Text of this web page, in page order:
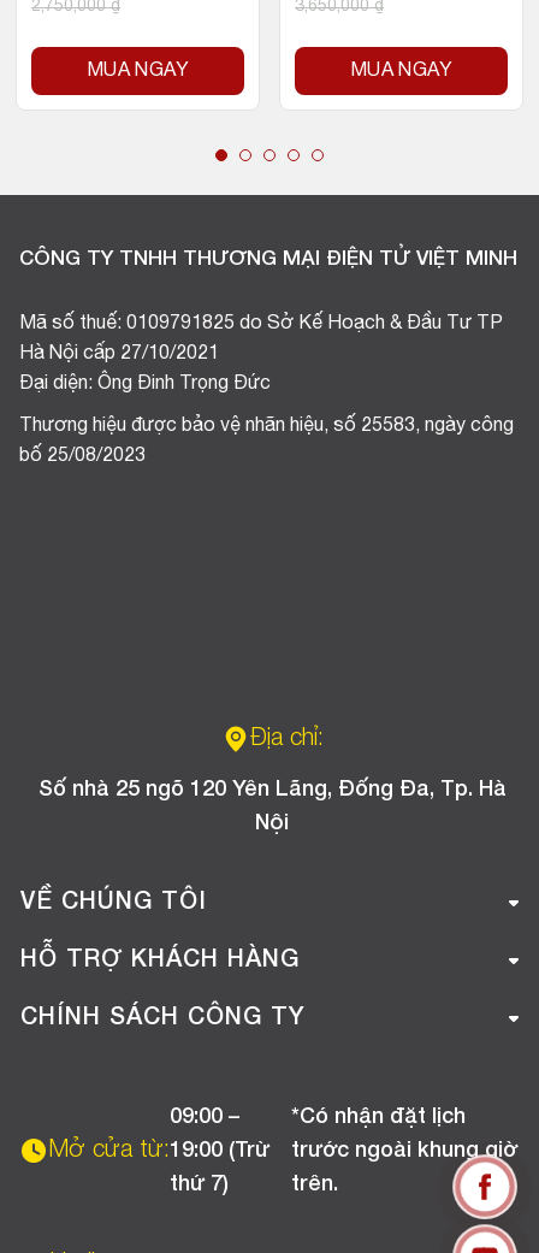
2,750,000₫
MUA NGAY
3,650,000₫
MUA NGAY
CÔNG TY TNHH THƯƠNG MẠI ĐIỆN TỬ VIỆT MINH
Mã số thuế: 0109791825 do Sở Kế Hoạch & Đầu Tư TP
Hà Nội cấp 27/10/2021
Đại diện: Ông Đinh Trọng Đức
Thương hiệu được bảo vệ nhãn hiệu, số 25583, ngày công
bố 25/08/2023
Địa chỉ:
Số nhà 25 ngõ 120 Yên Lãng, Đống Đa, Tp. Hà
Nội
VỀ CHÚNG TÔI
Giới thiệu công ty
Tuyển dụng
HỖ TRỢ KHÁCH HÀNG
Hướng dẫn mua hàng online
Chương trình khuyến mãi
CHÍNH SÁCH CÔNG TY
Chính sách bảo hành
Mở cửa từ:
09:00 –
19:00 (Trừ
thứ 7)
*Có nhận đặt lịch
trước ngoài khung giờ
trên.